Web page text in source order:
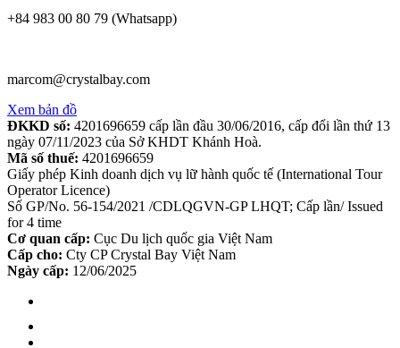
+84 983 00 80 79 (Whatsapp)
marcom@crystalbay.com
Xem bản đồ
ĐKKD số: 4201696659 cấp lần đầu 30/06/2016, cấp đổi lần thứ 13
ngày 07/11/2023 của Sở KHDT Khánh Hoà.
Mã số thuế: 4201696659
Giấy phép Kinh doanh dịch vụ lữ hành quốc tế (International Tour
Operator Licence)
Số GP/No. 56-154/2021 /CDLQGVN-GP LHQT; Cấp lần/ Issued
for 4 time
Cơ quan cấp: Cục Du lịch quốc gia Việt Nam
Cấp cho: Cty CP Crystal Bay Việt Nam
Ngày cấp: 12/06/2025